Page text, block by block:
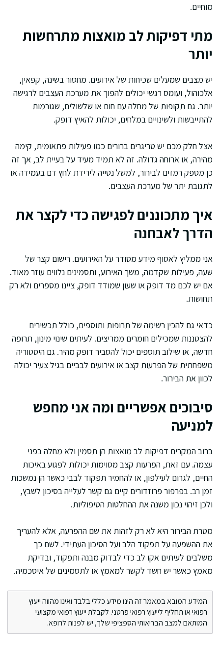
מוחיים.
מתי דפיקות לב מואצות מתרחשות
יותר
יש מצבים שמעלים שכיחות של אירועים. מחסור בשינה, קפאין,
אלכוהול, ועומס רגשי יכולים להפוך את מערכת העצבים לרגישה
יותר. גם תקופות של מחלה עם חום או שלשולים, שגורמות
להתייבשות ולשינויים במלחים, יכולות להאיץ דופק.
אצל חלק מכם יש טריגרים ברורים כמו פעילות פתאומית, קימה
מהירה, או ארוחה גדולה. זה לא תמיד מעיד על בעיית לב, אך זה
כן מספק רמזים לבירור, למשל נטייה לירידת לחץ דם בעמידה או
לתגובת יתר של מערכת העצבים.
איך מתכוננים לפגישה כדי לקצר את
הדרך לאבחנה
אני ממליץ לאסוף מידע מסודר על האירועים. רישום קצר של
שעה, פעילות שקדמה, משך האירוע, ותסמינים נלווים עוזר מאוד.
אם יש לכם מד דופק או שעון שמודד דופק, ציינו מספרים ולא רק
תחושות.
כדאי גם להכין רשימה של תרופות ותוספים, כולל תכשירים
להצטננות שמכילים חומרים ממריצים. לעיתים שינוי מינון, תרופה
חדשה, או שילוב תוספים יכול להסביר דופק מהיר. גם היסטוריה
משפחתית של הפרעות קצב או אירועים לבביים בגיל צעיר יכולה
לכוון את הבירור.
סיבוכים אפשריים ומה אני מחפש
למניעה
ברוב המקרים דפיקות לב מואצות הן תסמין ולא מחלה בפני
עצמה. עם זאת, הפרעות קצב מסוימות יכולות לפגוע באיכות
החיים, לגרום לעילפון, או להחמיר תפקוד לבבי כאשר הן נמשכות
זמן רב. בפרפור פרוזדורים קיים גם קשר לעלייה בסיכון לשבץ,
ולכן זיהוי נכון משנה את ההחלטות הטיפוליות.
מטרת הבירור היא לא רק לזהות את שם ההפרעה, אלא להעריך
את ההשפעה על תפקוד הלב ועל הסיכון העתידי. לשם כך
משלבים לעיתים אקו לב כדי לבדוק מבנה ותפקוד, ובדיקת
מאמץ כאשר יש חשד לקשר למאמץ או לתסמינים של איסכמיה.
המידע המובא במאמר זה הינו מידע כללי בלבד ואינו מהווה ייעוץ
רפואי או תחליף לייעוץ רפואי פרטני. לקבלת ייעוץ רפואי מקצועי
המותאם למצב הבריאותי הספציפי שלך, יש לפנות לרופא.